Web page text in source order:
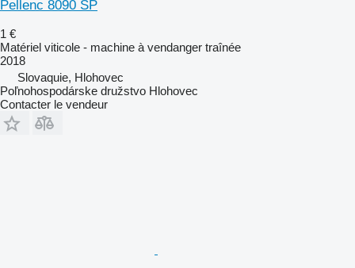
Pellenc 8090 SP
1 €
Matériel viticole - machine à vendanger traînée
2018
Slovaquie, Hlohovec
Poľnohospodárske družstvo Hlohovec
Contacter le vendeur